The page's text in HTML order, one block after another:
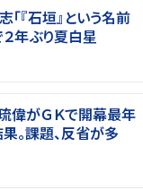
「『石垣』という名前
年ぶり夏白星
偉がＧＫで開幕最年
。課題、反省が多